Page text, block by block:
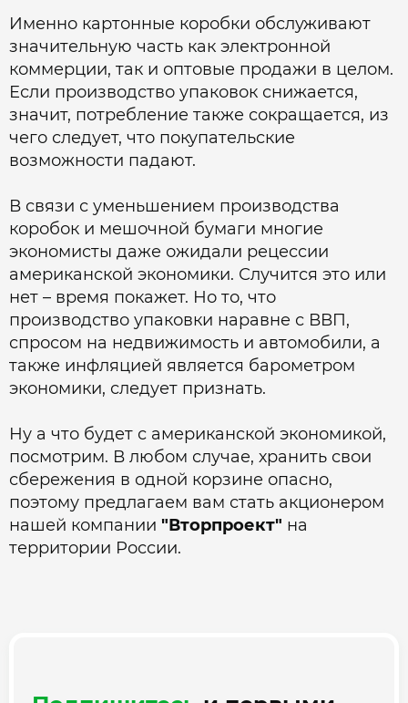
Именно картонные коробки обслуживают
значительную часть как электронной
коммерции, так и оптовые продажи в целом.
Если производство упаковок снижается,
значит, потребление также сокращается, из
чего следует, что покупательские
возможности падают.
В связи с уменьшением производства
коробок и мешочной бумаги многие
экономисты даже ожидали рецессии
американской экономики. Случится это или
нет – время покажет. Но то, что
производство упаковки наравне с ВВП,
спросом на недвижимость и автомобили, а
также инфляцией является барометром
экономики, следует признать.
Ну а что будет с американской экономикой,
посмотрим. В любом случае, хранить свои
сбережения в одной корзине опасно,
поэтому предлагаем вам стать акционером
нашей компании "Вторпроект" на
территории России.